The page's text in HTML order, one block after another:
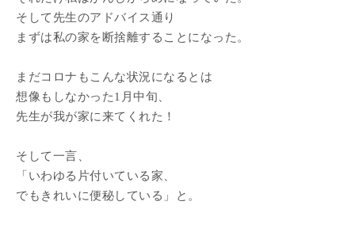
そして先生のアドバイス通り
まずは私の家を断捨離することになった。
まだコロナもこんな状況になるとは
想像もしなかった1月中旬、
先生が我が家に来てくれた！
そして一言、
「いわゆる片付いている家、
でもきれいに便秘している」と。